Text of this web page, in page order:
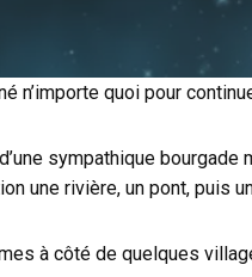
n’importe quoi pour
sympathique
une rivière, un pont, puis
à côté de quelques